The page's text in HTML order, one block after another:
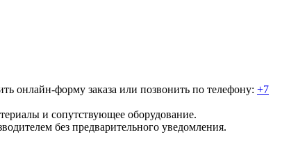
онлайн-форму заказа или позвонить по телефону: +7
и сопутствующее оборудование.
без предварительного уведомления.